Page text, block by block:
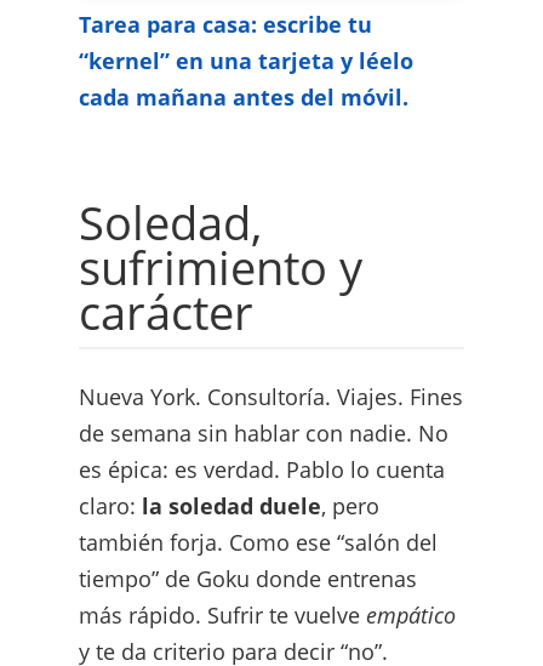
Tarea para casa: escribe tu
“kernel” en una tarjeta y léelo
cada mañana antes del móvil.
Soledad,
sufrimiento y
carácter
Nueva York. Consultoría. Viajes. Fines
de semana sin hablar con nadie. No
es épica: es verdad. Pablo lo cuenta
claro: la soledad duele, pero
también forja. Como ese “salón del
tiempo” de Goku donde entrenas
más rápido. Sufrir te vuelve empático
y te da criterio para decir “no”.